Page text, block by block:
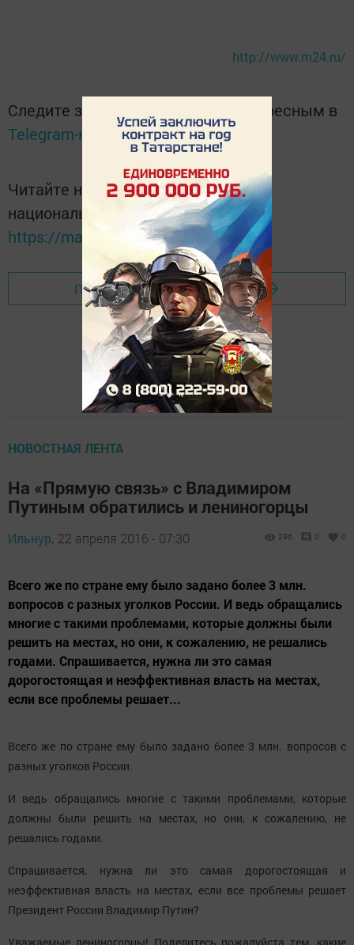
http://www.m24.ru/
Следите за самым важным и интересным в
Telegram-каналеТатмедиа
Читайте новости Татарстана в
национальном мессенджере MАХ:
https://max.ru/tatmedia
Перейти на страницу новости
НОВОСТНАЯ ЛЕНТА
На «Прямую связь» с Владимиром
Путиным обратились и лениногорцы
Ильнур, 22 апреля 2016 - 07:30 296 0 0
Всего же по стране ему было задано более 3 млн.
вопросов с разных уголков России. И ведь обращались
многие с такими проблемами, которые должны были
решить на местах, но они, к сожалению, не решались
годами. Спрашивается, нужна ли это самая
дорогостоящая и неэффективная власть на местах,
если все проблемы решает...
Всего же по стране ему было задано более 3 млн. вопросов с
разных уголков России.
И ведь обращались многие с такими проблемами, которые
должны были решить на местах, но они, к сожалению, не
решались годами.
Спрашивается, нужна ли это самая дорогостоящая и
неэффективная власть на местах, если все проблемы решает
Президент России Владимир Путин?